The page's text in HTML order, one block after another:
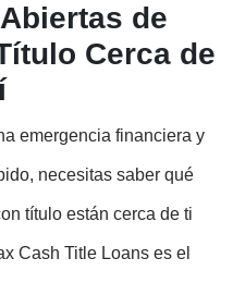
de
Cerca de
emergencia financiera y
necesitas saber qué
título están cerca de ti
Cash Title Loans es el